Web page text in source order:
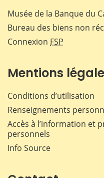
Musée de la Banque du
Bureau des biens non
Connexion FSP
Mentions
Conditions d’utilisation
Renseignements
Accès à l’information et
personnels
Info Source